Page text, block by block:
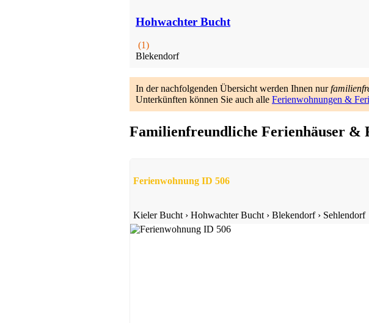
Hohwachter Bucht
(1)
Blekendorf
In der nachfolgenden Übersicht werden Ihnen nur
Unterkünften können Sie auch alle Ferienwohnungen &
Familienfreundliche Ferienhäuser &
Ferienwohnung ID 506
Kieler Bucht › Hohwachter Bucht › Blekendorf› Sehlendorf